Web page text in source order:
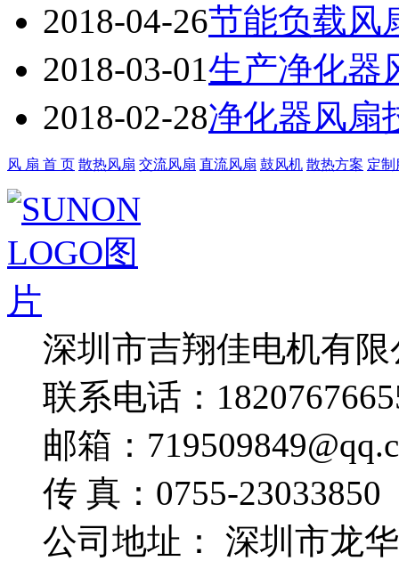
2018-04-26节能负载风
2018-03-01生产净化器
2018-02-28净化器风扇
风 扇 首 页 散热风扇 交流风扇 直流风扇 鼓风机 散热方案 定制
深圳市吉翔佳电机有
联系电话：
邮箱：
传 真：0755-23033850
公司地址： 深圳市龙